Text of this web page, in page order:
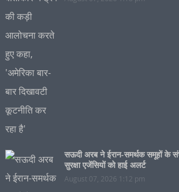
सऊदी अरब ने ईरान-समर्थक समूहों के
सुरक्षा एजेंसियों को हाई अलर्ट
August 07, 2026 1:12 pm